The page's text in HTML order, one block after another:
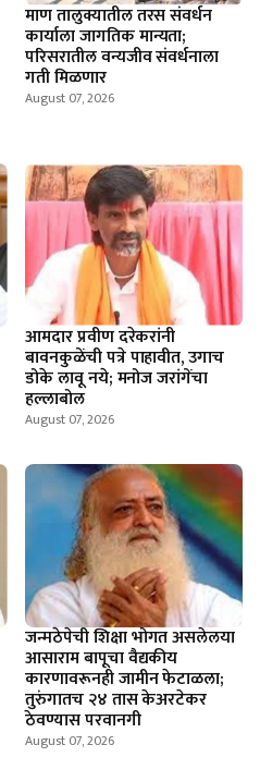
माण तालुक्यातील तरस संवर्धन
कार्याला जागतिक मान्यता;
परिसरातील वन्यजीव संवर्धनाला
गती मिळणार
August 07, 2026
आमदार प्रवीण दरेकरांनी
बावनकुळेंची पत्रे पाहावीत, उगाच
डोके लावू नये; मनोज जरांगेंचा
हल्लाबोल
August 07, 2026
जन्मठेपेची शिक्षा भोगत असलेलया
आसाराम बापूचा वैद्यकीय
कारणावरूनही जामीन फेटाळला;
तुरुंगातच २४ तास केअरटेकर
ठेवण्यास परवानगी
August 07, 2026